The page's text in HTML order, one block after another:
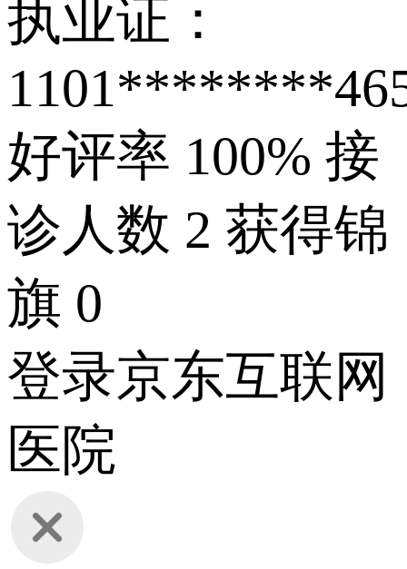
执业证：
好评率 100% 接
诊人数 2 获得锦
旗 0
登录京东互联网
医院